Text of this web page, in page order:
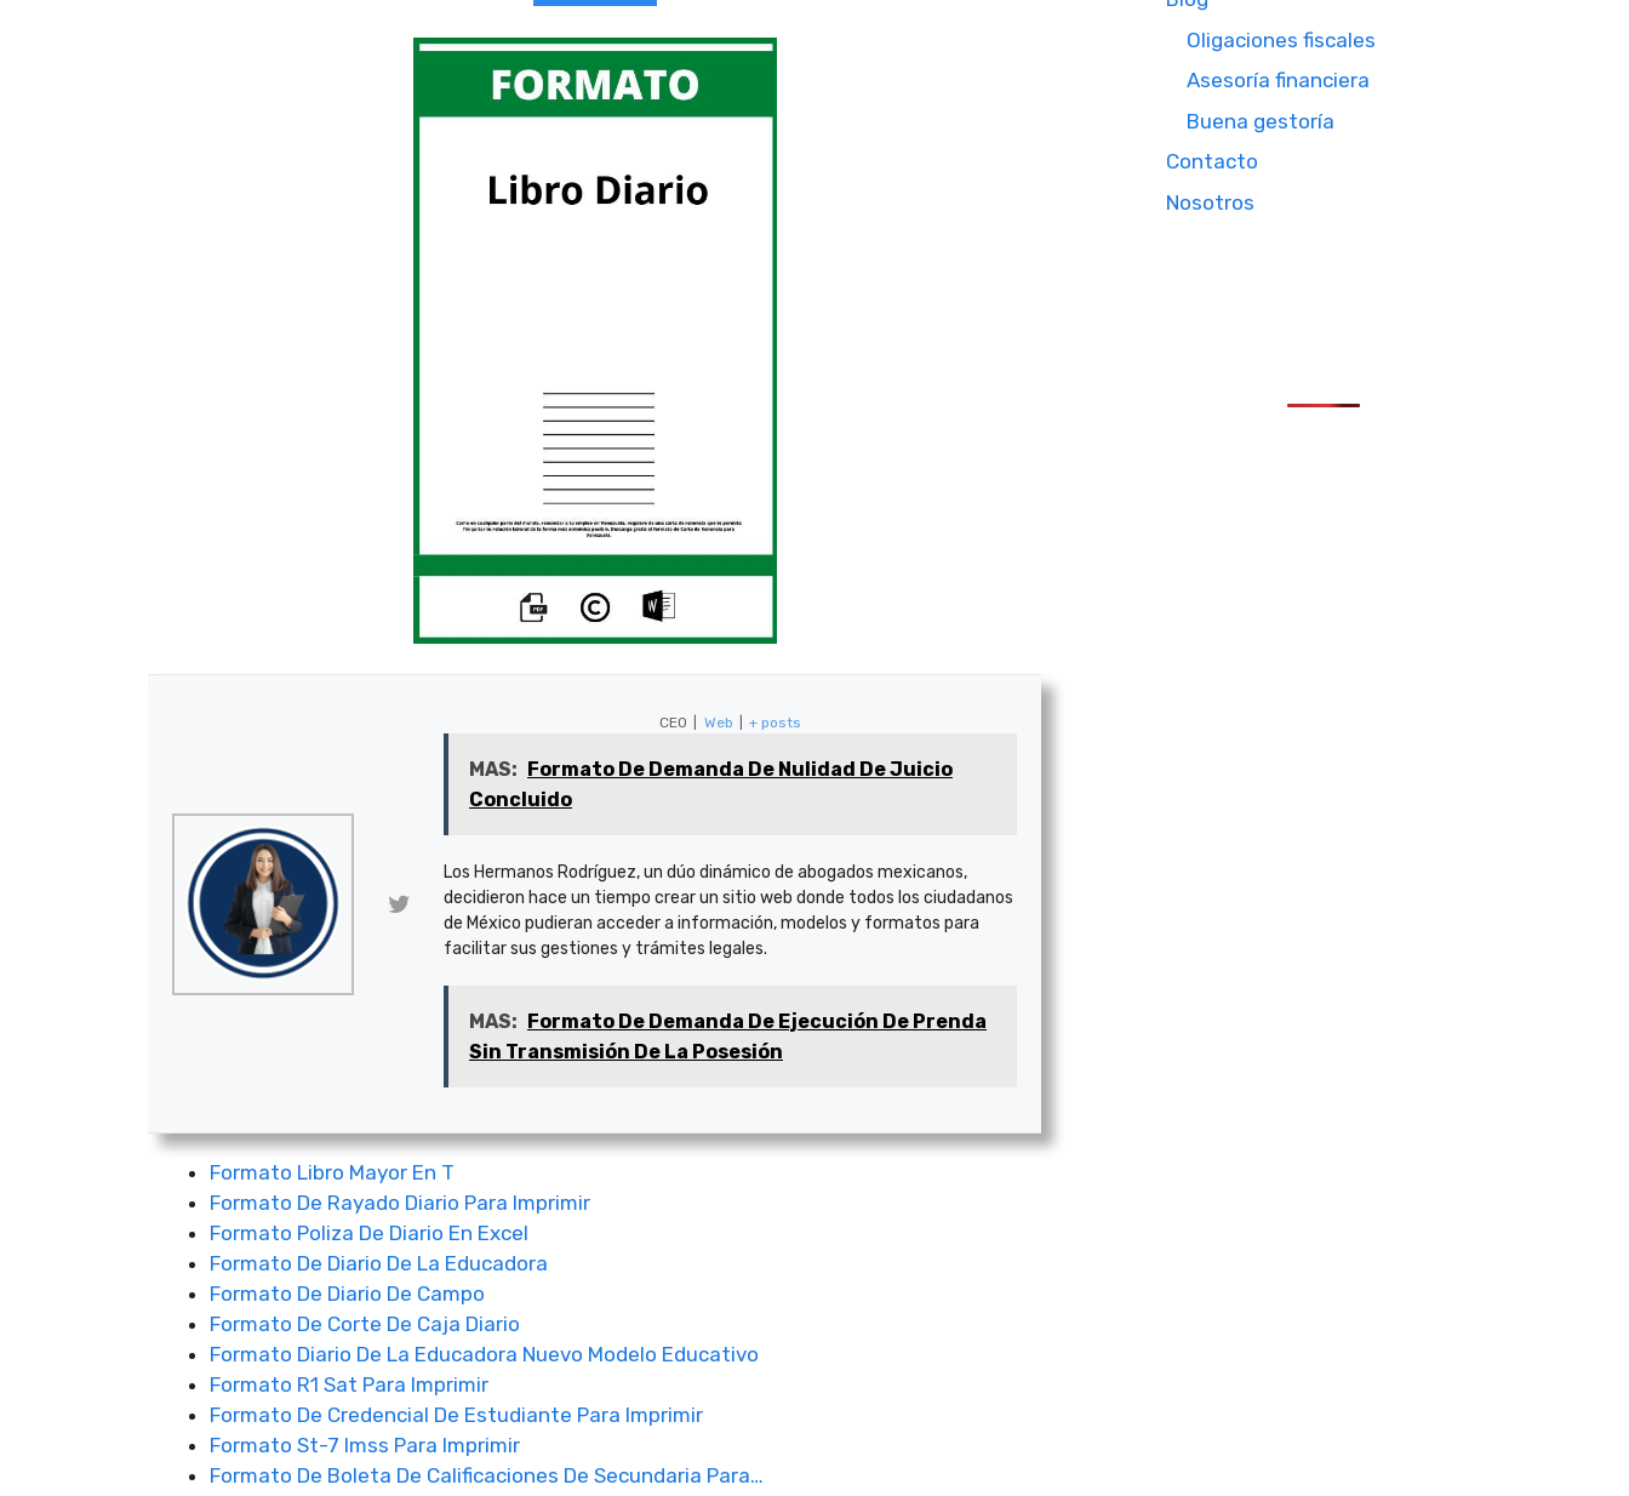
CEO Web + posts
MAS: Formato De Demanda De Nulidad De Juicio
Concluido
Los Hermanos Rodríguez, un dúo dinámico de abogados mexicanos,
decidieron hace un tiempo crear un sitio web donde todos los ciudadanos
de México pudieran acceder a información, modelos y formatos para
facilitar sus gestiones y trámites legales.
MAS: Formato De Demanda De Ejecución De Prenda
Sin Transmisión De La Posesión
Formato Libro Mayor En T
Formato De Rayado Diario Para Imprimir
Formato Poliza De Diario En Excel
Formato De Diario De La Educadora
Formato De Diario De Campo
Formato De Corte De Caja Diario
Formato Diario De La Educadora Nuevo Modelo Educativo
Formato R1 Sat Para Imprimir
Formato De Credencial De Estudiante Para Imprimir
Formato St-7 Imss Para Imprimir
Formato De Boleta De Calificaciones De Secundaria Para…
Oligaciones fiscales
Asesoría financiera
Buena gestoría
Contacto
Nosotros